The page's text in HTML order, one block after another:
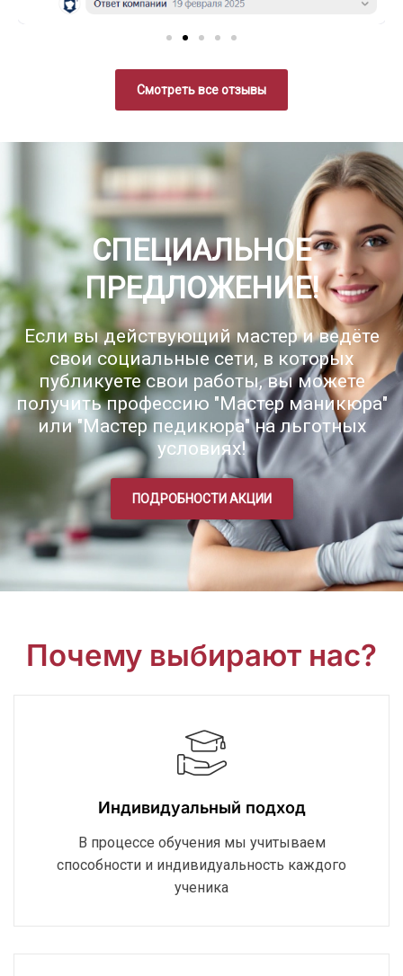
Смотреть все отзывы
СПЕЦИАЛЬНОЕ
ПРЕДЛОЖЕНИЕ!
Если вы действующий мастер и ведёте
свои социальные сети, в которых
публикуете свои работы, вы можете
получить профессию "Мастер маникюра"
или "Мастер педикюра" на льготных
условиях!
ПОДРОБНОСТИ АКЦИИ
Почему выбирают нас?
Индивидуальный подход
В процессе обучения мы учитываем
способности и индивидуальность каждого
ученика